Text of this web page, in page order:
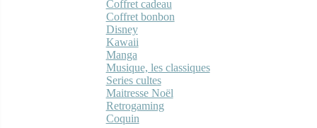
Coffret cadeau
Coffret bonbon
Disney
Kawaii
Manga
Musique, les classiques
Series cultes
Maitresse Noël
Retrogaming
Coquin